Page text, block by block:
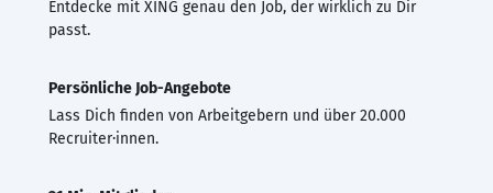
Entdecke mit XING genau den Job, der wirklich zu Dir
passt.
Persönliche Job-Angebote
Lass Dich finden von Arbeitgebern und über 20.000
Recruiter·innen.